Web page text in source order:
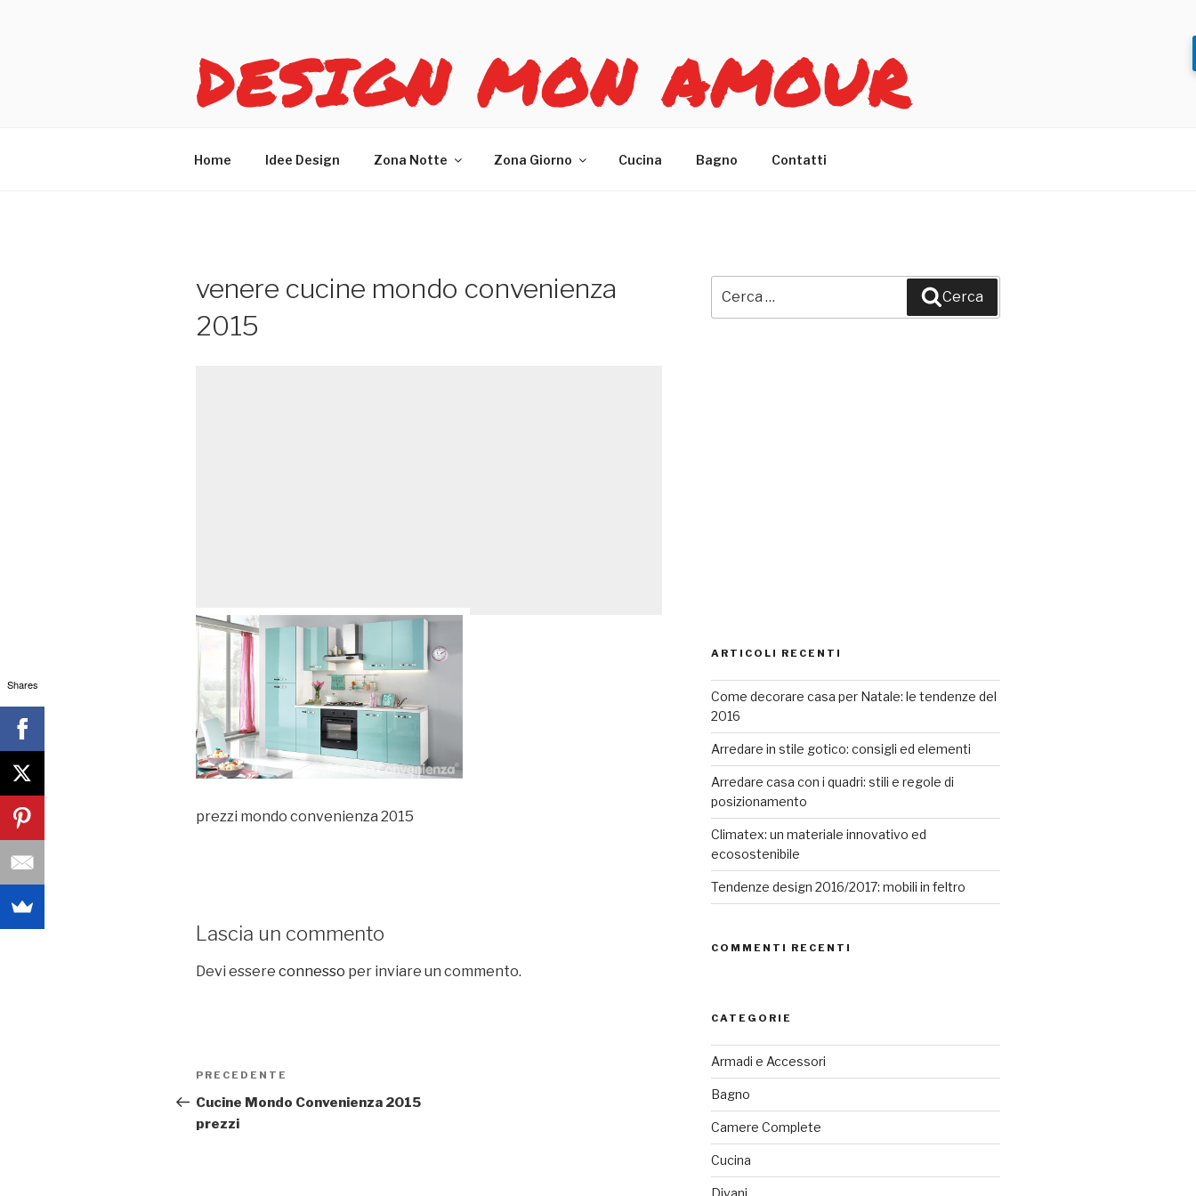
DESIGN MON AMOUR
Home Idee Design Zona Notte Zona Giorno Cucina Bagno Contatti
venere cucine mondo convenienza
2015
prezzi mondo convenienza 2015
Lascia un commento
Devi essere connesso per inviare un commento.
Navigazione
articoli
Articolo
precedente:
PRECEDENTE
Cucine Mondo Convenienza 2015
prezzi
Cerca
ARTICOLI RECENTI
Come decorare casa per Natale: le tendenze del
2016
Arredare in stile gotico: consigli ed elementi
Arredare casa con i quadri: stili e regole di
posizionamento
Climatex: un materiale innovativo ed
ecosostenibile
Tendenze design 2016/2017: mobili in feltro
COMMENTI RECENTI
CATEGORIE
Armadi e Accessori
Bagno
Camere Complete
Cucina
Shares